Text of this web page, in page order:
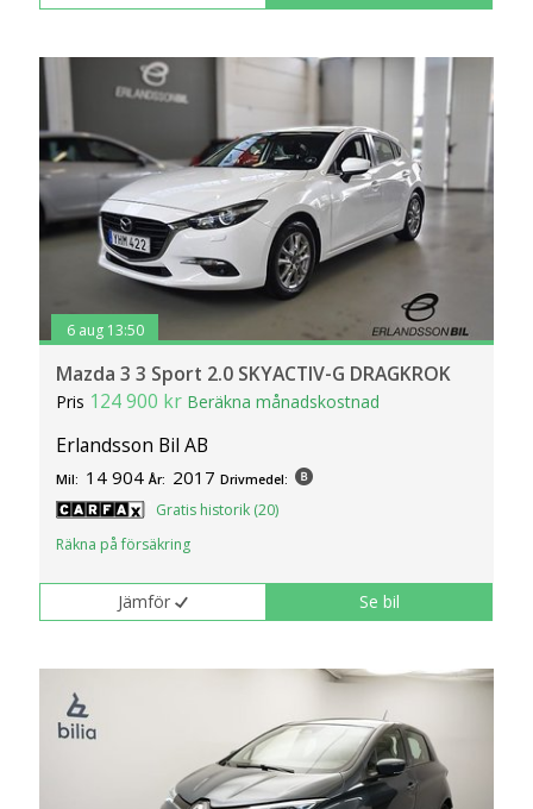
6 aug 13:50
Mazda 3 3 Sport 2.0 SKYACTIV-G DRAGKROK
Pris 124 900 kr Beräkna månadskostnad
Erlandsson Bil AB
Mil: 14 904 År: 2017 Drivmedel:
Gratis historik (20)
Räkna på försäkring
Jämför Se bil